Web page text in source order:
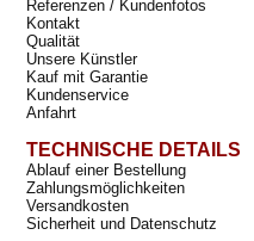
Referenzen / Kundenfotos
Kontakt
Qualität
Unsere Künstler
Kauf mit Garantie
Kundenservice
Anfahrt
TECHNISCHE DETAILS
Ablauf einer Bestellung
Zahlungsmöglichkeiten
Versandkosten
Sicherheit und Datenschutz